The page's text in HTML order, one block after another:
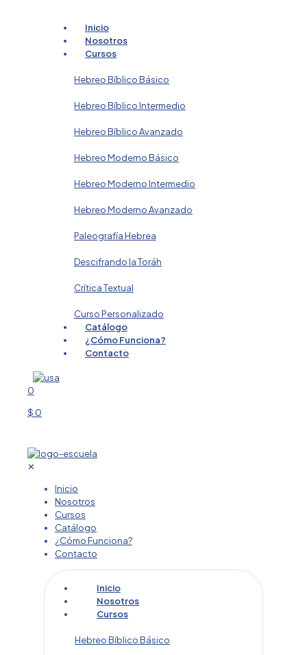
Inicio
Nosotros
Cursos
Hebreo Bíblico Básico
Hebreo Bíblico Intermedio
Hebreo Bíblico Avanzado
Hebreo Moderno Básico
Hebreo Moderno Intermedio
Hebreo Moderno Avanzado
Paleografía Hebrea
Descifrando la Toráh
Crítica Textual
Curso Personalizado
Catálogo
¿Cómo Funciona?
Contacto
0
$ 0
✕
Inicio
Nosotros
Cursos
Catálogo
¿Cómo Funciona?
Contacto
Inicio
Nosotros
Cursos
Hebreo Bíblico Básico